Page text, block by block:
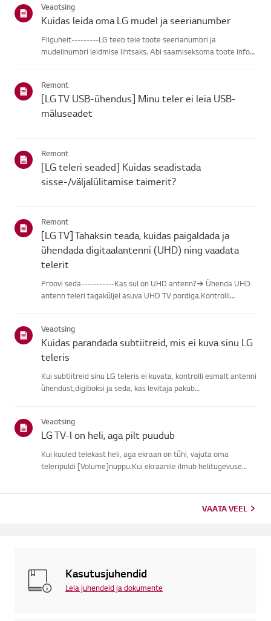
Veaotsing
Kuidas leida oma LG mudel ja seerianumber
Pilguheit---------LG teeb teie toote seerianumbri ja
mudelinumbri leidmise lihtsaks. Abi saamiseksoma toote info
võiva...
Remont
[LG TV USB-ühendus] Minu teler ei leia USB-
mäluseadet
Remont
[LG teleri seaded] Kuidas seadistada
sisse-/väljalülitamise taimerit?
Remont
[LG TV] Tahaksin teada, kuidas paigaldada ja
ühendada digitaalantenni (UHD) ning vaadata
telerit
Proovi seda-----------Kas sul on UHD antenn?➔ Ühenda UHD
antenn teleri tagaküljel asuva UHD TV pordiga.Kontrolli
signaali, j...
Veaotsing
Kuidas parandada subtiitreid, mis ei kuva sinu LG
teleris
Kui subtiitreid sinu LG teleris ei kuvata, kontrolli esmalt antenni
ühendust,digiboksi ja seda, kas levitaja pakub
kasutad ...
Veaotsing
LG TV-l on heli, aga pilt puudub
Kui kuuled telekast heli, aga ekraan on tühi, vajuta oma
teleripuldi [Volume]nuppu.Kui ekraanile ilmub helitugevuse
VAATA VEEL
Kasutusjuhendid
Leia juhendeid ja dokumente